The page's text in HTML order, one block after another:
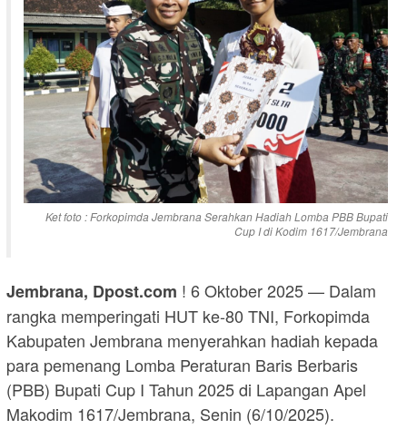
Ket foto : Forkopimda Jembrana Serahkan Hadiah Lomba PBB Bupati
Cup I di Kodim 1617/Jembrana
Jembrana, Dpost.com ! 6 Oktober 2025 — Dalam
rangka memperingati HUT ke-80 TNI, Forkopimda
Kabupaten Jembrana menyerahkan hadiah kepada
para pemenang Lomba Peraturan Baris Berbaris
(PBB) Bupati Cup I Tahun 2025 di Lapangan Apel
Makodim 1617/Jembrana, Senin (6/10/2025).